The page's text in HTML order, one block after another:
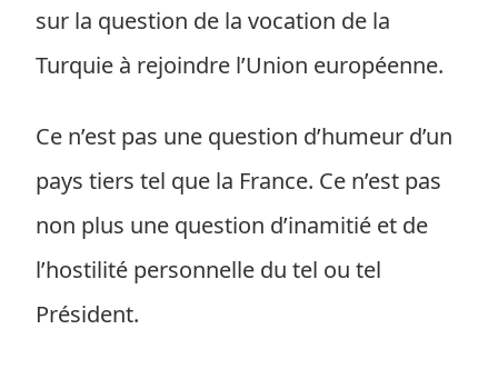
sur la question de la vocation de la
Turquie à rejoindre l’Union européenne.
Ce n’est pas une question d’humeur d’un
pays tiers tel que la France. Ce n’est pas
non plus une question d’inamitié et de
l’hostilité personnelle du tel ou tel
Président.